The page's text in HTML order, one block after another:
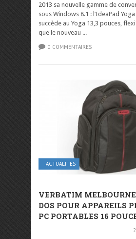
2013 sa nouvelle gamme de
sous Windows 8.1 : l’IdeaPad
succède au Yoga 13,3 pouces,
que le nouveau ...
0 COMMENTAIRES
ACTUALITÉS
VERBATIM
DOS POUR APPAREILS
PC PORTABLES 16